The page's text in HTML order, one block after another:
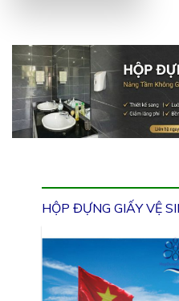
HỘP ĐỰNG GIẤY VỆ